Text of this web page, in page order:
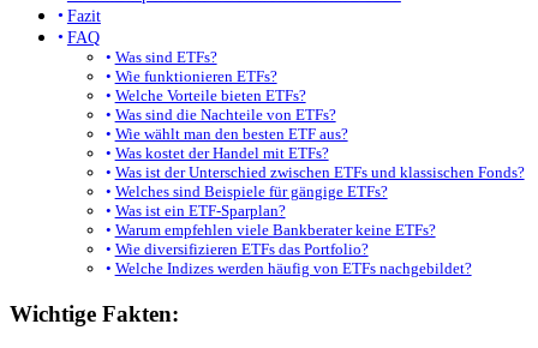
Fazit
FAQ
Was sind ETFs?
Wie funktionieren ETFs?
Welche Vorteile bieten ETFs?
Was sind die Nachteile von ETFs?
Wie wählt man den besten ETF aus?
Was kostet der Handel mit ETFs?
Was ist der Unterschied zwischen ETFs und klassischen Fonds?
Welches sind Beispiele für gängige ETFs?
Was ist ein ETF-Sparplan?
Warum empfehlen viele Bankberater keine ETFs?
Wie diversifizieren ETFs das Portfolio?
Welche Indizes werden häufig von ETFs nachgebildet?
Wichtige Fakten: